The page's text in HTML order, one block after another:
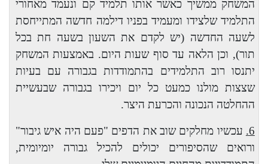
המשחק ממשיך כאשר אותו תלמיד קם ונעמד מאחורי
התלמיד שלצידו ומעמיד בפניו דילמה חדשה המתייחסת
לשעה החדשה (יש לקדם את השעון בשעה חת בכל
תור), וכן הלאה עד סוף שעות היום. באמצעות המשחק
יתנסו רוב התלמידים בהתמודדות בגבורה עם בעיות
שצצות מולנו כמעט כל יום ויכירו בגבורה שבעשיית
ההחלטה הנכונה והכרעת היצר.
6. עכשיו מחלקים שוב את הדפים "פעם היה איש גיבור"
ורואים שהסיפורים יכולים להכיל גבורה יומיומית,